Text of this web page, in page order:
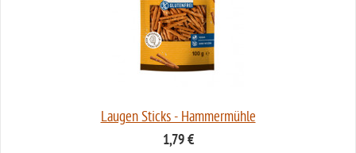
Laugen Sticks - Hammermühle
1,79 €